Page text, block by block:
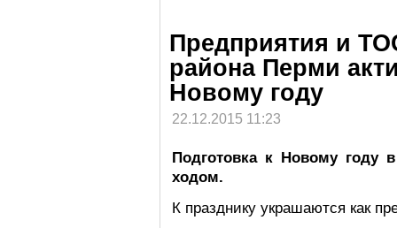
Предприятия и
района Перми
Новому году
22.12.2015 11:23
Подготовка к Новому году
ходом.
К празднику украшаются как